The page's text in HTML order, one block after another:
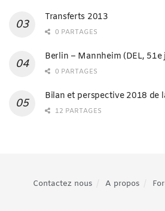
Transferts 2013
0 PARTAGES
Berlin – Mannheim (DEL, 51e
0 PARTAGES
Bilan et perspective 2018 de
12 PARTAGES
Contactez nous A propos